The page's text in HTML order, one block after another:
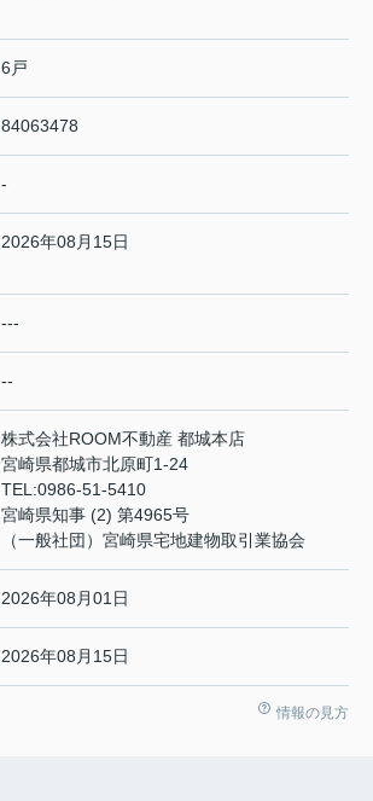
6戸
84063478
-
2026年08月15日
---
--
株式会社ROOM不動産 都城本店
宮崎県都城市北原町1-24
TEL:0986-51-5410
宮崎県知事 (2) 第4965号
（一般社団）宮崎県宅地建物取引業協会
2026年08月01日
2026年08月15日
情報の見方